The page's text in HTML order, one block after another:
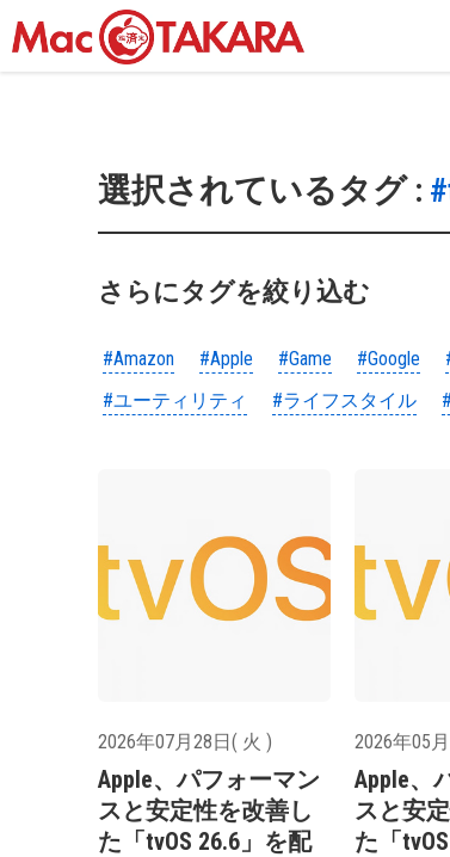
選択されているタグ :
さらにタグを絞り込む
#Amazon #Apple #Game #Google
#ユーティリティ
#ライフスタイル
2026年07月28日( 火 )
Apple、パフォーマン
スと安定性を改善し
た「tvOS 26.6」を配
2026年05
Apple、
スと安
た「